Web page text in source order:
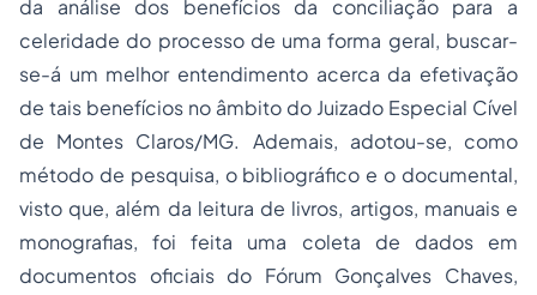
da análise dos benefícios da conciliação para a
celeridade do processo de uma forma geral, buscar-
se-á um melhor entendimento acerca da efetivação
de tais benefícios no âmbito do Juizado Especial Cível
de Montes Claros/MG. Ademais, adotou-se, como
método de pesquisa, o bibliográfico e o documental,
visto que, além da leitura de livros, artigos, manuais e
monografias, foi feita uma coleta de dados em
documentos oficiais do Fórum Gonçalves Chaves,